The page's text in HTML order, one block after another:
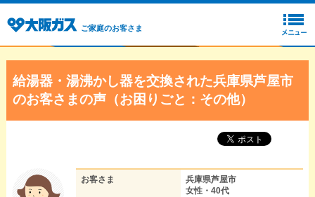
ご家庭のお客さま
給湯器・湯沸かし器を交換された兵庫県芦屋市
のお客さまの声（お困りごと：その他）
お客さま
兵庫県芦屋市
女性・40代